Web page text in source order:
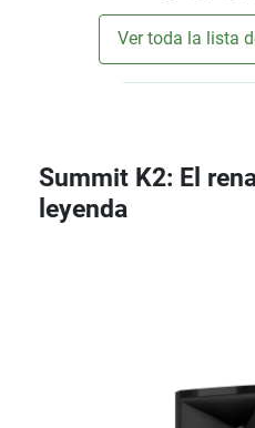
Ver toda la lista
Summit K2: El
leyenda